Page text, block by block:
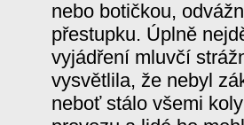
nebo botičkou,
přestupku. Úplně
vyjádření mluvčí
vysvětlila, že nebyl
neboť stálo všemi